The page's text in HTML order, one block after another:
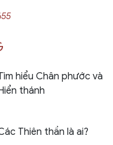
hiểu Chân phước và
thánh
Thiên thần là ai?